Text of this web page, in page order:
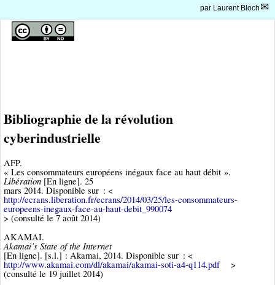
par Laurent Bloch
Bibliographie de la révolution
cyberindustrielle
AFP.
« Les consommateurs européens inégaux face au haut débit ».
Libération [En ligne]. 25
mars 2014. Disponible sur : <
http://ecrans.liberation.fr/ecrans/2014/03/25/les-consommateurs-
europeens-inegaux-face-au-haut-debit_990074
> (consulté le 7 août 2014)
AKAMAI.
Akamai’s State of the Internet
[En ligne]. [s.l.] : Akamai, 2014. Disponible sur : <
http://www.akamai.com/dl/akamai/akamai-soti-a4-q114.pdf >
(consulté le 19 juillet 2014)